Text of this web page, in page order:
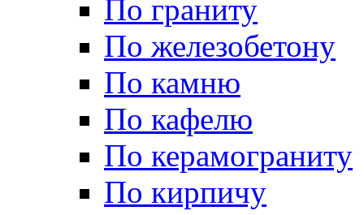
По граниту
По железобетону
По камню
По кафелю
По керамограниту
По кирпичу